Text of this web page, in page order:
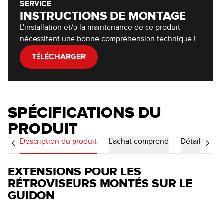
SERVICE
INSTRUCTIONS DE MONTAGE
L'installation et/o la maintenance de ce produit
nécessitent une bonne compréhension technique !
TÉLÉCHARGER
SPÉCIFICATIONS DU
PRODUIT
Description du produit L'achat comprend Détails
EXTENSIONS POUR LES
RÉTROVISEURS MONTÉS SUR LE
GUIDON